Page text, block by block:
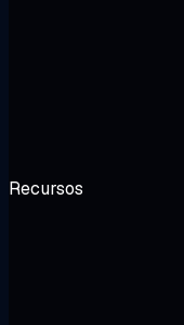
Recursos